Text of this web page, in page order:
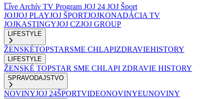
Live Archív TV Program JOJ 24 JOJ Šport
JOJJOJ PLAYJOJ ŠPORTJOJKONADÁCIA TV
JOJKASTINGYJOJ CZJOJ GROUP
LIFESTYLE
ŽENSKÉTOPSTARSME CHLAPIZDRAVIEHISTORY
LIFESTYLE
ŽENSKÉ TOPSTAR SME CHLAPI ZDRAVIE HISTORY
SPRAVODAJSTVO
NOVINYJOJ 24ŠPORTVIDEONOVINYEUNOVINY